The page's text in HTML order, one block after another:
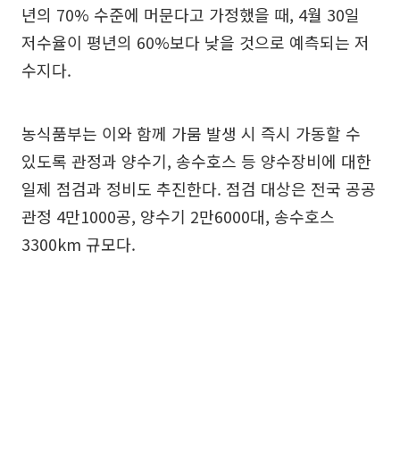
년의 70% 수준에 머문다고 가정했을 때, 4월 30일
저수율이 평년의 60%보다 낮을 것으로 예측되는 저
수지다.
농식품부는 이와 함께 가뭄 발생 시 즉시 가동할 수
있도록 관정과 양수기, 송수호스 등 양수장비에 대한
일제 점검과 정비도 추진한다. 점검 대상은 전국 공공
관정 4만1000공, 양수기 2만6000대, 송수호스
3300km 규모다.